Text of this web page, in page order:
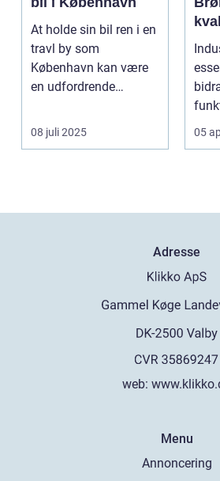
At holde sin bil ren i en
travl by som
København kan være
en udfordrende
08 juli 2025
dit
05
Adresse
web:
Menu
Annoncering